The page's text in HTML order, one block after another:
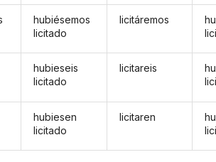
hubiésemos
licitado
hubieseis
licitado
hubiesen
licitado
licitáremos
licitareis
licitaren